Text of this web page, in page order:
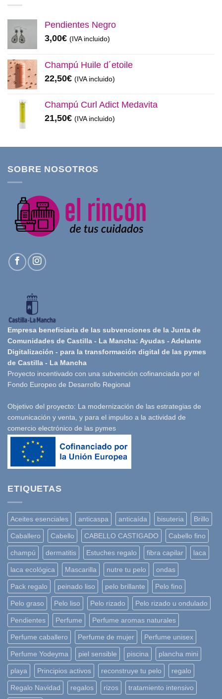
Pendientes Negro
3,00€ (IVA incluido)
Champú Huile d´etoile
22,50€ (IVA incluido)
Champú Curl Adict Medavita
21,50€ (IVA incluido)
SOBRE NOSOTROS
Empresa beneficiaria de las subvenciones de la Junta de
Comunidades de Castilla - La Mancha: Ayudas - Adelante
Digitalización - para la transformación digital de las pymes
de Castilla - La Mancha
Proyecto incentivado con una subvención cofinanciada por el
Fondo Europeo de Desarrollo Regional
Objetivo del proyecto: La modernización de las estrategias de
comunicación y venta, y para el impulso a la actividad de
comercio electrónico de las pymes
ETIQUETAS
Aceites esenciales anticaspa anticaída bisuteria Brillo
Caballero Cabello CABELLO CASTIGADO Cabello fino
champú dermatitis Estuches regalo fibra capilar laca
laca ecológica Mascarilla nutre tu pelo ondas
Pack regalo peinado liso pelo brillante Pelo fino
Pelo graso Pelo liso Pelo rizado Pelo rizado u ondulado
Pendientes Perfume Perfume aromas naturales
Perfume caballero Perfume de mujer Perfume unisex
Perfume Yodeyma piel sensible piscina plancha mini
playa Principios activos reconstruye tu pelo regalo
Regalo Navidad regalos rizos tratamiento intensivo